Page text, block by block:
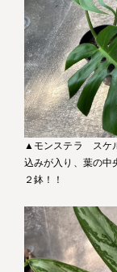
▲モンステラ スケ
込みが入り、葉の中
２鉢！！